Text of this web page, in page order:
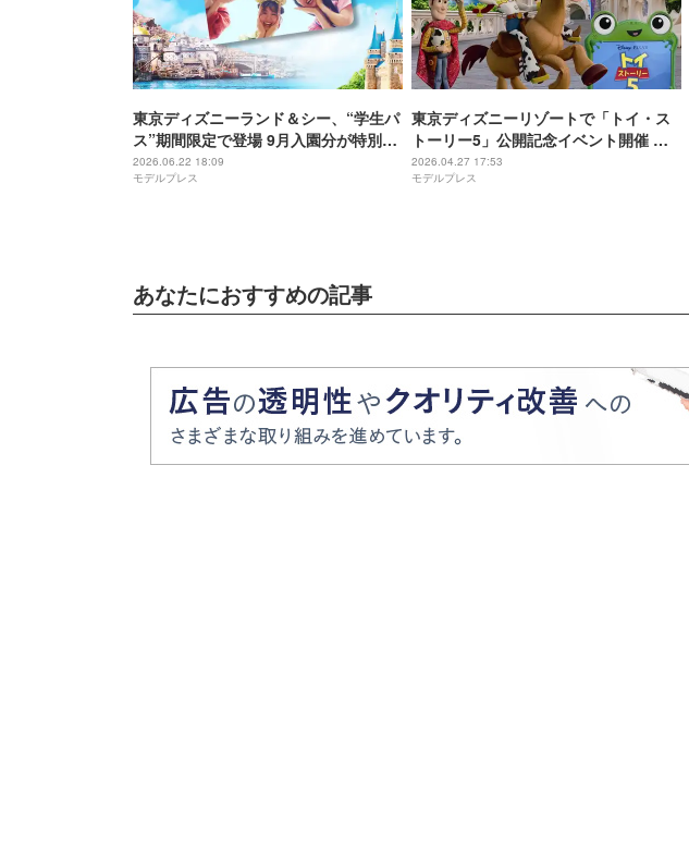
東京ディズニーランド＆シー、“学生パ
ス”期間限定で登場 9月入園分が特別価
格に
2026.06.22 18:09
モデルプレス
東京ディズニーリゾートで「トイ・ス
トーリー5」公開記念イベント開催 グ
ッズ・メニュー、ホテル連動企画も
2026.04.27 17:53
モデルプレス
あなたにおすすめの記事